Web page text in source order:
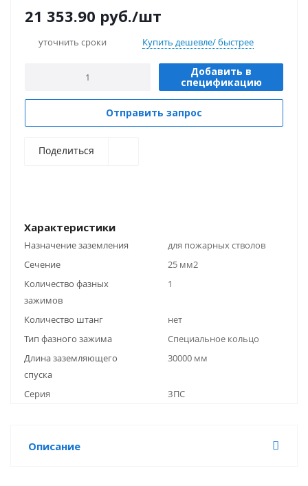
появлении на машинах наведенного напряжения.
21 353.90 руб./шт
уточнить сроки Купить дешевле/ быстрее
Добавить в
спецификацию
Отправить запрос
Поделиться
Характеристики
Назначение заземления
для пожарных стволов
Сечение
25 мм2
Количество фазных
зажимов
1
Количество штанг
нет
Тип фазного зажима
Специальное кольцо
Длина заземляющего
спуска
30000 мм
Серия ЗПС
Описание